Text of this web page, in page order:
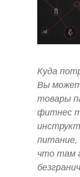
Куда
Вы
товары
фитнес
питание,
что там